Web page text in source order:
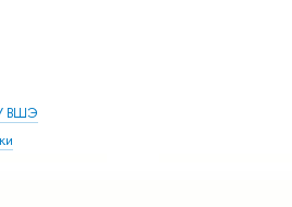
ВШЭ